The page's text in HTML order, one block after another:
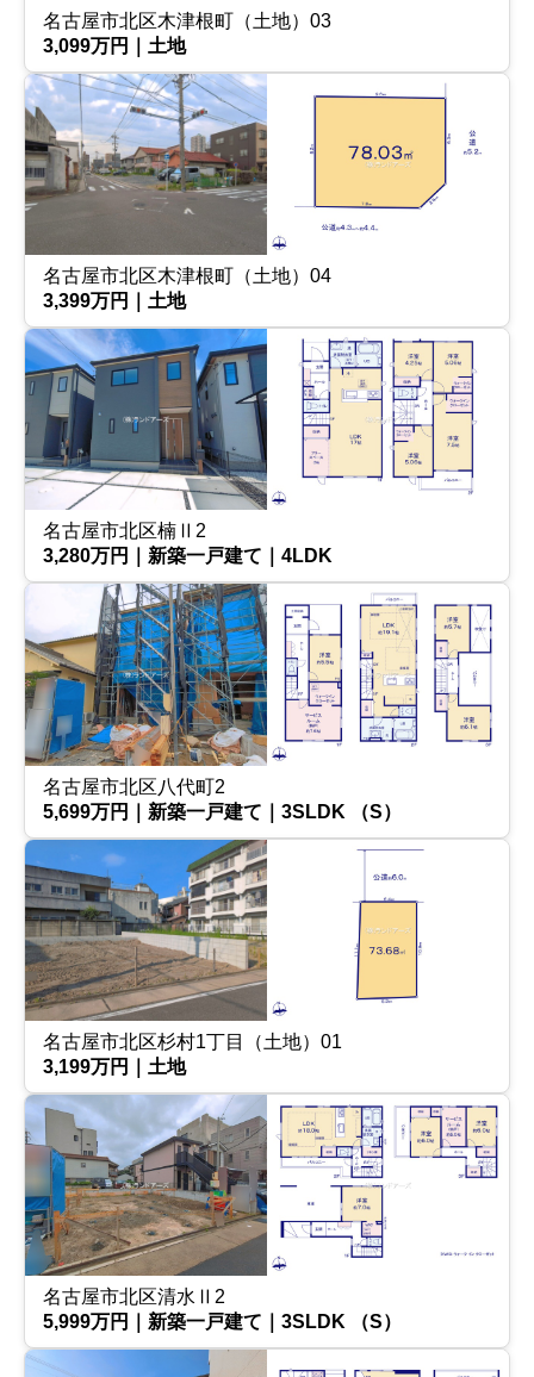
名古屋市北区木津根町（土地）03
3,099万円｜土地
名古屋市北区木津根町（土地）04
3,399万円｜土地
名古屋市北区楠Ⅱ2
3,280万円｜新築一戸建て｜4LDK
名古屋市北区八代町2
5,699万円｜新築一戸建て｜3SLDK （S）
名古屋市北区杉村1丁目（土地）01
3,199万円｜土地
名古屋市北区清水Ⅱ2
5,999万円｜新築一戸建て｜3SLDK （S）